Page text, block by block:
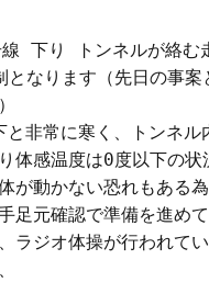
下り トンネルが絡む
となります（先日の事案
非常に寒く、トンネル
体感温度は0度以下の状
が動かない恐れもある為
足元確認で準備を進めて
ラジオ体操が行われて